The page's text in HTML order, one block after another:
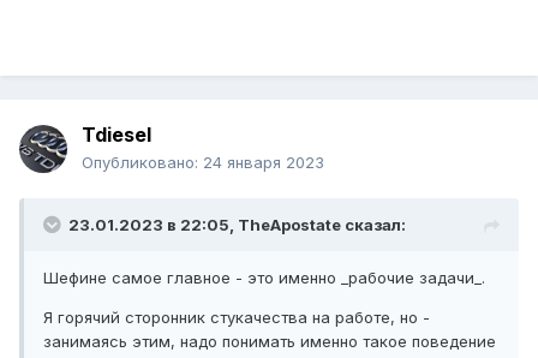
Tdiesel
Опубликовано: 24 января 2023
23.01.2023 в 22:05, TheApostate сказал:
Шефине самое главное - это именно _рабочие задачи_.
Я горячий сторонник стукачества на работе, но -
занимаясь этим, надо понимать именно такое поведение